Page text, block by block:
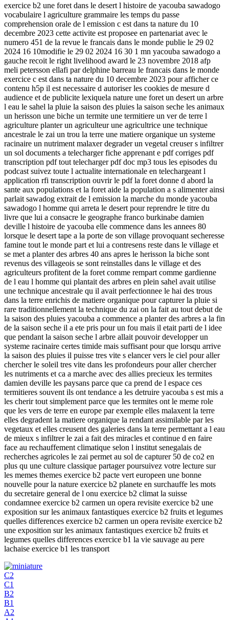
exercice b2 une foret dans le desert l histoire de yacouba sawadogo
vocabulaire l agriculture grammaire les temps du passe
comprehension orale de l emission c est dans ta nature du 10
decembre 2023 cette activite est proposee en partenariat avec le
numero 451 de la revue le francais dans le monde publie le 29 02
2024 16 10modifie le 29 02 2024 16 30 1 mn yacouba sawadogo a
gauche recoit le right livelihood award le 23 novembre 2018 afp
meli petersson ellafi par delphine barreau le francais dans le monde
exercice c est dans ta nature du 10 decembre 2023 pour afficher ce
contenu h5p il est necessaire d autoriser les cookies de mesure d
audience et de publicite lexiquela nature une foret un desert un arbre
l eau le sahel la pluie la saison des pluies la saison seche les animaux
un herisson une biche un termite une termitiere un ver de terre l
agriculture planter un agriculteur une agricultrice une technique
ancestrale le zai un trou la terre une matiere organique un systeme
racinaire un nutriment malaxer degrader un vegetal creuser s infiltrer
un sol documents a telecharger fiche apprenant e pdf corriges pdf
transcription pdf tout telecharger pdf doc mp3 tous les episodes du
podcast suivez toute l actualite internationale en telechargeant l
application rfi transcription ouvrir le pdf la foret donne d abord la
sante aux populations et la foret aide la population a s alimenter ainsi
parlait sawadog extrait de l emission la marche du monde yacouba
sawadogo l homme qui arreta le desert pour reprendre le titre du
livre que lui a consacre le geographe franco burkinabe damien
deville l histoire de yacouba elle commence dans les annees 80
lorsque le desert tape a la porte de son village provoquant secheresse
famine tout le monde part et lui a contresens reste dans le village et
se met a planter des arbres 40 ans apres le herisson la biche sont
revenus des villageois se sont reinstalles dans le village et des
agriculteurs profitent de la foret comme rempart comme gardienne
de l eau l homme qui plantait des arbres en plein sahel avait utilise
une technique ancestrale qu il avait perfectionnee le hai des trous
dans la terre enrichis de matiere organique pour capturer la pluie si
rare traditionnellement la technique du zai on la fait au tout debut de
la saison des pluies yacouba a commence a planter des arbres a la fin
de la saison seche il a ete pris pour un fou mais il etait parti de l idee
que pendant la saison seche l arbre allait pouvoir developper un
systeme racinaire certes timide mais suffisant pour que lorsqu arrive
la saison des pluies il puisse tres vite s elancer vers le ciel pour aller
chercher le soleil tres vite dans les profondeurs pour aller chercher
les nutriments et ca a marche avec des allies precieux les termites
damien deville les paysans parce que ca prend de l espace ces
termitieres souvent ils ont tendance a les detruire yacouba s est mis a
les cherir tout simplement parce que les termites ont le meme role
que les vers de terre en europe par exemple elles malaxent la terre
elles degradent la matiere organique la rendant assimilable par les
vegetaux et elles creusent des galeries dans la terre permettant a l eau
de mieux s infiltrer le zai a fait des miracles et continue d en faire
face au rechauffement climatique selon l institut senegalais de
recherches agricoles le zai permet au sol de capturer 50 de co2 en
plus qu une culture classique partager poursuivez votre lecture sur
les memes themes exercice b2 pacte vert europeen une bonne
nouvelle pour la nature exercice b2 planete en surchauffe les mots
du secretaire general de l onu exercice b2 climat la suisse
condamnee exercice b2 carmen un opera revisite exercice b2 une
exposition sur les animaux fantastiques exercice b2 fruits et legumes
quelles differences exercice b2 carmen un opera revisite exercice b2
une exposition sur les animaux fantastiques exercice b2 fruits et
legumes quelles differences exercice b1 la vie sauvage au pere
lachaise exercice b1 les transport
C2
C1
B2
B1
A2